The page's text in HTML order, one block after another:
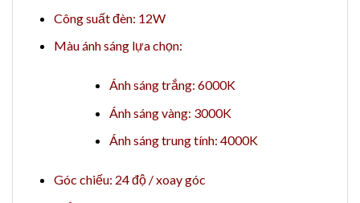
Công suất đèn: 12W
Màu ánh sáng lựa chọn:
Ánh sáng trắng: 6000K
Ánh sáng vàng: 3000K
Ánh sáng trung tính: 4000K
Góc chiếu: 24 độ / xoay góc